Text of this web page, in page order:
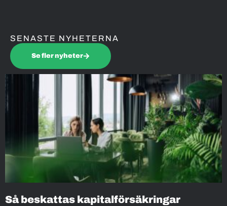
SENASTE NYHETERNA
Se fler nyheter
Så beskattas kapitalförsäkringar